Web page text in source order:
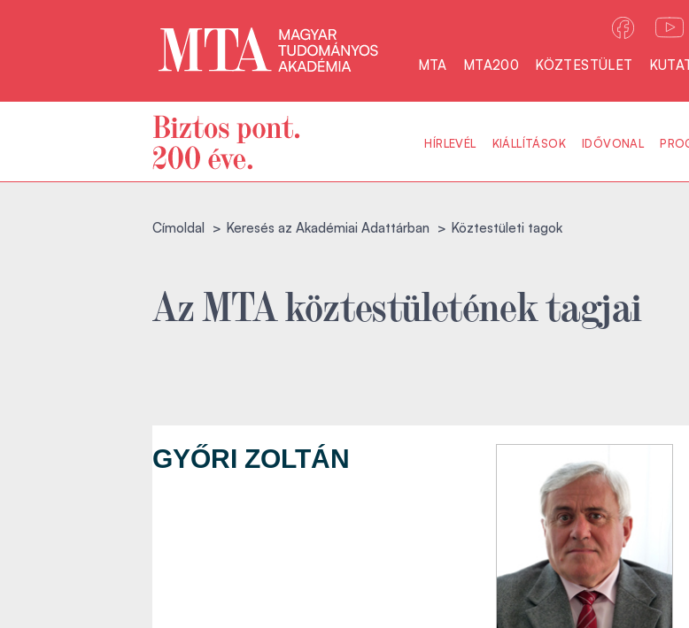
MTA MTA200 KÖZTESTÜLET
HÍRLEVÉL KIÁLLÍTÁSOK IDŐVONAL
Címoldal Keresés az Akadémiai Adattárban Köztestületi tagok
Az MTA köztestületének tagjai
GYŐRI ZOLTÁN